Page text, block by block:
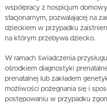
współpracy z hospicjum
stacjonarnym, pozwalającej na
dzieckiem w przypadku
na którym przebywa dziecko.
W ramach świadczenia
ośrodkiem diagnostyki
prenatalnej lub zakładem
możliwości pożegnania się i
postępowaniu w przypadku